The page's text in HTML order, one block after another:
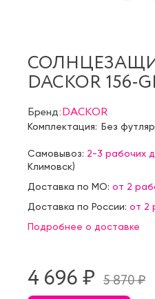
DACKOR 156-
Бренд:DACKOR
Комплектация: Без
Самовывоз: 2-3 рабочих
Климовск)
Доставка по МО: от 2
Доставка по России: от 2
Подробнее о доставке
4 696 ₷ 5 870 ₷